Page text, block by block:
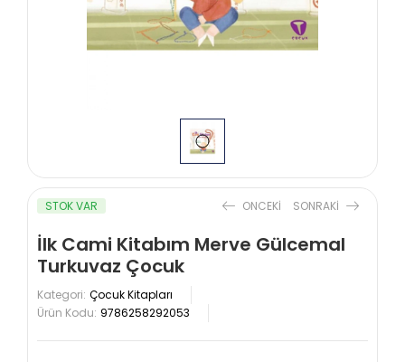
STOK VAR ONCEKI SONRAKI
İlk Cami Kitabım Merve Gülcemal
Turkuvaz Çocuk
Kategori: Çocuk Kitapları
Ürün Kodu: 9786258292053